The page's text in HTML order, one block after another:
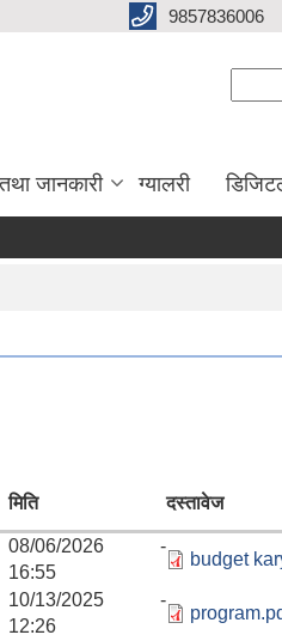
9857836006
जानकारी ग्यालरी
मिति दस्तावेज
08/06/2026 -
16:55
budget
10/13/2025 -
12:26